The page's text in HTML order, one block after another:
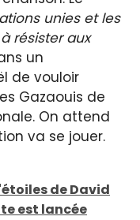
unies et les
résister aux
un
de vouloir
Gazaouis de
On attend
va se jouer.
de David
est lancée